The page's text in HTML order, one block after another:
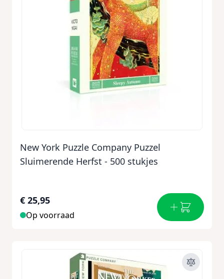
New York Puzzle Company Puzzel
Sluimerende Herfst - 500 stukjes
€ 25,95
Op voorraad